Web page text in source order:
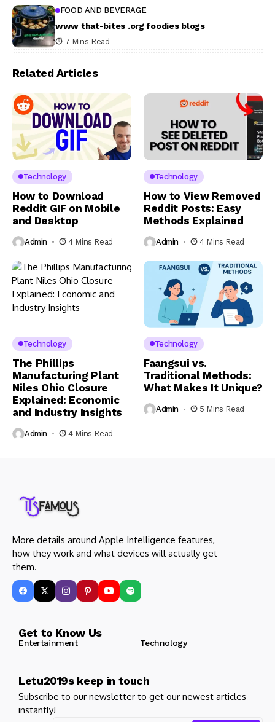
FOOD AND BEVERAGE
www that-bites .org foodies blogs
7 Mins Read
Related Articles
Technology
How to Download
Reddit GIF on Mobile
and Desktop
Admin 4 Mins Read
Technology
How to View Removed
Reddit Posts: Easy
Methods Explained
Admin 4 Mins Read
Technology
The Phillips
Manufacturing Plant
Niles Ohio Closure
Explained: Economic
and Industry Insights
Admin 4 Mins Read
Technology
Faangsui vs.
Traditional Methods:
What Makes It Unique?
Admin 5 Mins Read
More details around Apple Intelligence features,
how they work and what devices will actually get
them.
Get to Know Us
Entertainment Technology
Letu2019s keep in touch
Subscribe to our newsletter to get our newest articles
instantly!